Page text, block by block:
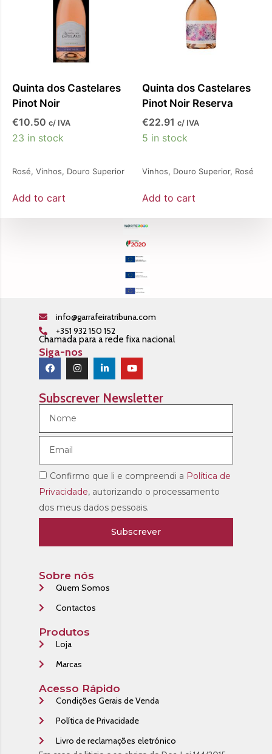
Quinta dos Castelares
Pinot Noir
€10.50 c/ IVA
23 in stock
Rosé, Vinhos, Douro Superior
Add to cart
Quinta dos Castelares
Pinot Noir Reserva
€22.91 c/ IVA
5 in stock
Vinhos, Douro Superior, Rosé
Add to cart
info@garrafeiratribuna.com
+351 932 150 152
Chamada para a rede fixa nacional
Siga-nos
Sobre nós
Quem Somos
Contactos
Produtos
Loja
Marcas
Acesso Rápido
Condições Gerais de Venda
Política de Privacidade
Livro de reclamações eletrónico
Subscrever Newsletter
Confirmo que li e compreendi a Política de
Privacidade, autorizando o processamento
dos meus dados pessoais.
Subscrever